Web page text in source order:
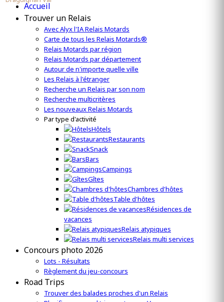
Accueil
Trouver un Relais
Avec Alyx l'IA Relais Motards
Carte de tous les Relais Motards®
Relais Motards par région
Relais Motards par département
Autour de n'importe quelle ville
Les Relais à l'étranger
Recherche un Relais par son nom
Recherche multicritères
Les nouveaux Relais Motards
Par type d'activité
Hôtels
Restaurants
Snack
Bars
Campings
Gîtes
Chambres d'hôtes
Table d'hôtes
Résidences de
vacances
Relais atypiques
Relais multi services
Concours photo 2026
Lots - Résultats
Règlement du jeu-concours
Road Trips
Trouver des balades proches d'un Relais